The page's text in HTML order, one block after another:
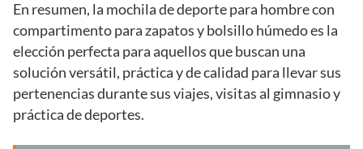
En resumen, la mochila de deporte para hombre con
compartimento para zapatos y bolsillo húmedo es la
elección perfecta para aquellos que buscan una
solución versátil, práctica y de calidad para llevar sus
pertenencias durante sus viajes, visitas al gimnasio y
práctica de deportes.